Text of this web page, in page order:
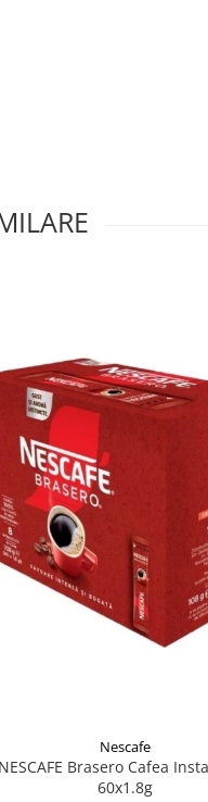
Nescafe
NESCAFE Brasero Cafea
60x1.8g